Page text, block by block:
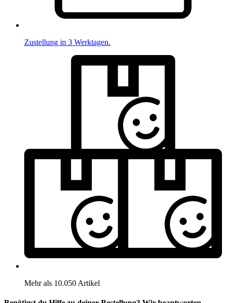
Zustellung in 3 Werktagen.
Mehr als 10.050 Artikel